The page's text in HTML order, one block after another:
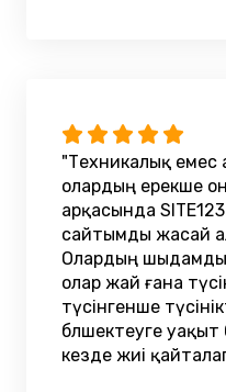
"Техникалық емес
олардың ерекше
арқасында
сайтымды жасай
Олардың
олар жай ғана
түсінгенше
бөлшектеуге уақыт
кезде жиі